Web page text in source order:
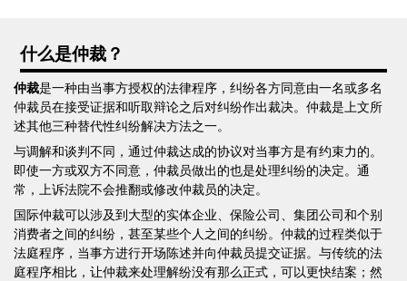
什么是仲裁？
仲裁是一种由当事方授权的法律程序，纠纷各方同意由一名或多名
仲裁员在接受证据和听取辩论之后对纠纷作出裁决。仲裁是上文所
述其他三种替代性纠纷解决方法之一。
与调解和谈判不同，通过仲裁达成的协议对当事方是有约束力的。
即使一方或双方不同意，仲裁员做出的也是处理纠纷的决定。通
常，上诉法院不会推翻或修改仲裁员的决定。
国际仲裁可以涉及到大型的实体企业、保险公司、集团公司和个别
消费者之间的纠纷，甚至某些个人之间的纠纷。仲裁的过程类似于
法庭程序，当事方进行开场陈述并向仲裁员提交证据。与传统的法
庭程序相比，让仲裁来处理解纷没有那么正式，可以更快结案；然